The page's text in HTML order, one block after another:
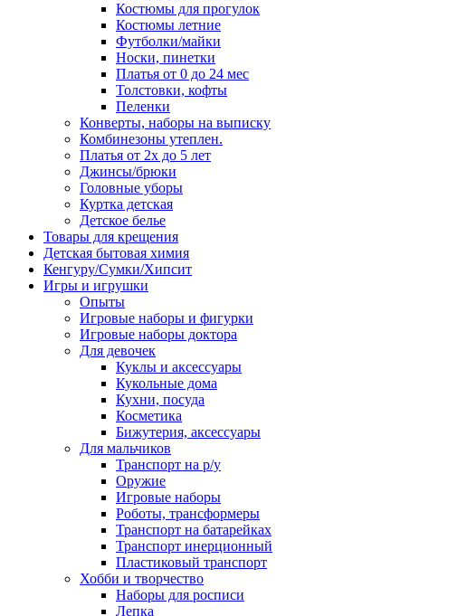
Костюмы для прогулок
Костюмы летние
Футболки/майки
Носки, пинетки
Платья от 0 до 24 мес
Толстовки, кофты
Пеленки
Конверты, наборы на выписку
Комбинезоны утеплен.
Платья от 2х до 5 лет
Джинсы/брюки
Головные уборы
Куртка детская
Детское белье
Товары для крещения
Детская бытовая химия
Кенгуру/Сумки/Хипсит
Игры и игрушки
Опыты
Игровые наборы и фигурки
Игровые наборы доктора
Для девочек
Куклы и аксессуары
Кукольные дома
Кухни, посуда
Косметика
Бижутерия, аксессуары
Для мальчиков
Транспорт на р/у
Оружие
Игровые наборы
Роботы, трансформеры
Транспорт на батарейках
Транспорт инерционный
Пластиковый транспорт
Хобби и творчество
Наборы для росписи
Лепка